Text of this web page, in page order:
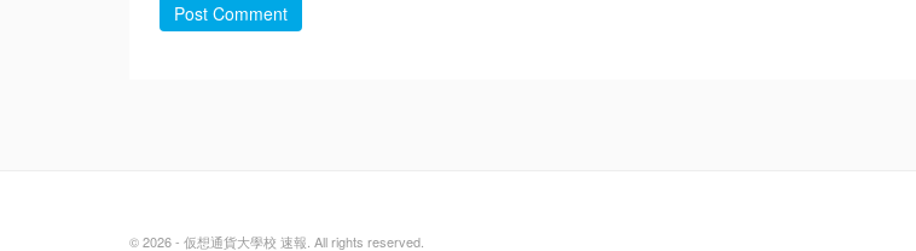
Post Comment
© 2026 - 仮想通貨大學校 速報. All rights reserved.